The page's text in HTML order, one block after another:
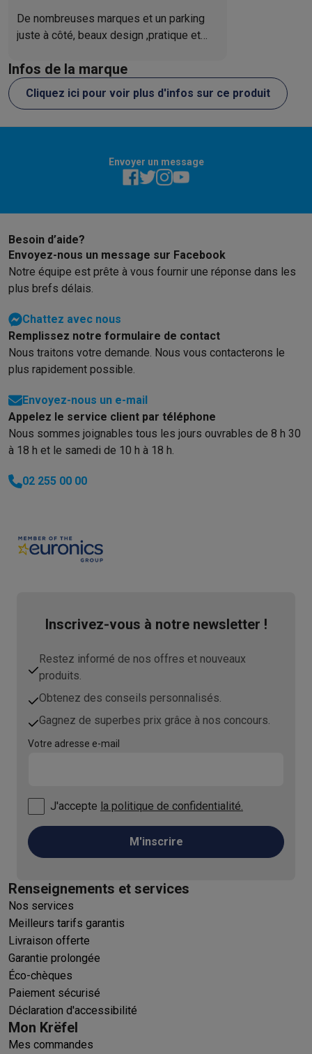
Smartphones reconditionnésTablettes reconditionnés
Ménage
Petits appareils de cuisine
Petits appareils de cuisine avec des éco-chèques Machines
Grands appareils de cuisine
Climatiseurs avec des éco-chèques
TV avec des éco-chequesEnceintes Bluetooth avec des éco-
En route
Trottinettes électriques avec des éco-chèques
Initiatives écologiques
ImpactÉconomies d'énergie
Info & actions
SoldesToutes les soldes
ActionsDeals du momentPromotions Cashbacks
Installation à domicile
Modes de paiementGift cardÉcochèques
Service clientRéparation de votre appareilVérifiez votre heure
Gros électro & encastrableTrouvez votre machine à laver
Petit électroBeauté & santé Ménage
Sport & LoisirsChoisir une montre connectée
De nombreuses marques et un parking
juste à côté, beaux design ,pratique et
Infos de la marque
Cliquez ici pour voir plus d'infos sur ce produit
Envoyer un message
Besoin d’aide?
Envoyez-nous un message sur Facebook
Notre équipe est prête à vous fournir une réponse dans les
plus brefs délais.
Chattez avec nous
Remplissez notre formulaire de contact
Nous traitons votre demande. Nous vous contacterons le
plus rapidement possible.
Envoyez-nous un e-mail
Appelez le service client par téléphone
Nous sommes joignables tous les jours ouvrables de 8 h 30
à 18 h et le samedi de 10 h à 18 h.
02 255 00 00
Inscrivez-vous à notre newsletter !
Restez informé de nos offres et nouveaux
produits.
Obtenez des conseils personnalisés.
Gagnez de superbes prix grâce à nos concours.
Votre adresse e-mail
J'accepte la politique de confidentialité.
M'inscrire
Renseignements et services
Nos services
Meilleurs tarifs garantis
Livraison offerte
Garantie prolongée
Éco-chèques
Paiement sécurisé
Déclaration d'accessibilité
Mon Krëfel
Mes commandes